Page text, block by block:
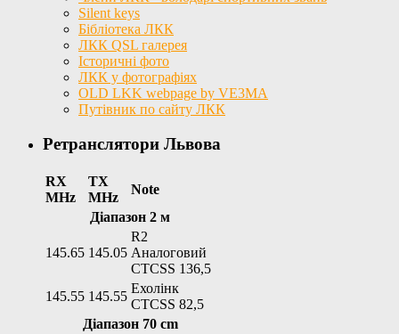
Silent keys
Бібліотека ЛКК
ЛКК QSL галерея
Історичні фото
ЛКК у фотографіях
OLD LKK webpage by VE3MA
Путівник по сайту ЛКК
Ретранслятори Львова
RX
MHz
TX
MHz
Note
Діапазон 2 м
145.65 145.05
R2
Аналоговий
CTCSS 136,5
145.55 145.55
Ехолінк
CTCSS 82,5
Діапазон 70 cm